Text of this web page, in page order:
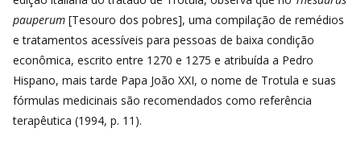
pauperum [Tesouro dos pobres], uma compilação de remédios
e tratamentos acessíveis para pessoas de baixa condição
econômica, escrito entre 1270 e 1275 e atribuída a Pedro
Hispano, mais tarde Papa João XXI, o nome de Trotula e suas
fórmulas medicinais são recomendados como referência
terapêutica (1994, p. 11).